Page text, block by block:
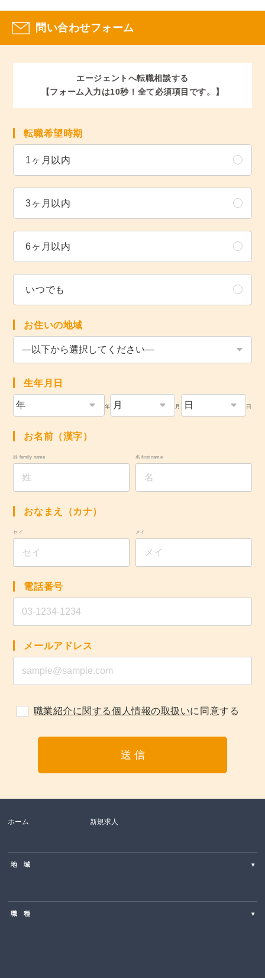
問い合わせフォーム
エージェントへ転職相談する
【フォーム入力は10秒！全て必須項目です。】
転職希望時期
1ヶ月以内
3ヶ月以内
6ヶ月以内
いつでも
お住いの地域
生年月日
年 月 日
お名前（漢字）
姓 family name 名 first name
おなまえ（カナ）
セイ メイ
電話番号
メールアドレス
職業紹介に関する個人情報の取扱いに同意する
ホーム 新規求人
地 域 ▾
東北
職 種 ▾